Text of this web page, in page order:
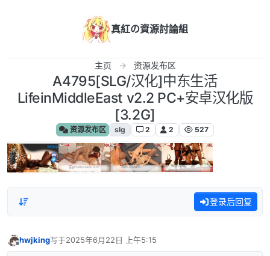
真紅の資源討論組
主页 资源发布区
A4795[SLG/汉化]中东生活
LifeinMiddleEast v2.2 PC+安卓汉化版
[3.2G]
资源发布区 slg 2 2 527
登录后回复
hwjking写于2025年6月22日 上午5:15
最后由 编辑